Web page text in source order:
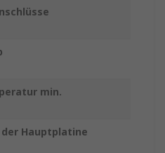
min.
Hauptplatine